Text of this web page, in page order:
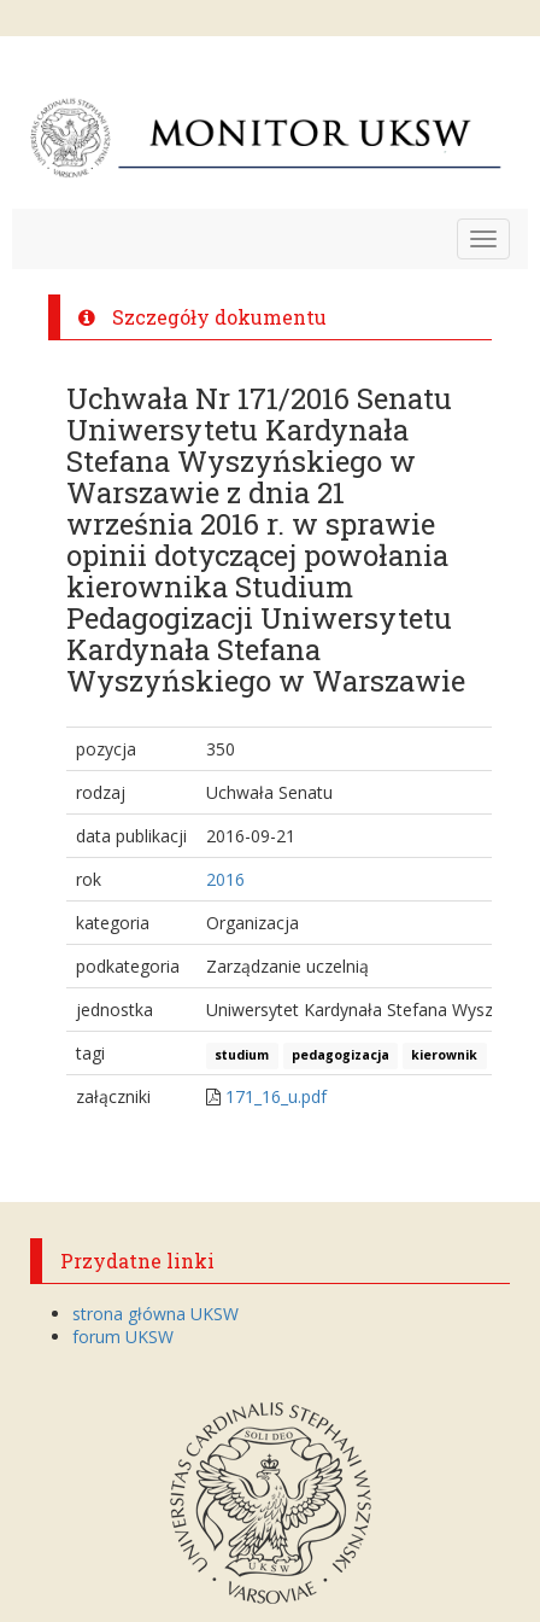
Toggle
Szczegóły dokumentu
Uchwała Nr 171/2016 Senatu
Uniwersytetu Kardynała
Stefana Wyszyńskiego w
Warszawie z dnia 21
września 2016 r. w sprawie
opinii dotyczącej powołania
kierownika Studium
Pedagogizacji Uniwersytetu
Kardynała Stefana
Wyszyńskiego w Warszawie
pozycja
350
rodzaj
Uchwała Senatu
data publikacji
2016-09-21
rok
2016
kategoria
Organizacja
podkategoria
Zarządzanie uczelnią
jednostka
Uniwersytet Kardynała Stefana
tagi
studium pedagogizacja kierownik
załączniki 171_16_u.pdf
Przydatne linki
strona główna UKSW
forum UKSW